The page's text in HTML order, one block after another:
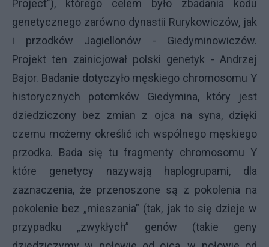
Project"), którego celem było zbadania kodu
genetycznego zarówno dynastii Rurykowiczów, jak
i przodków Jagiellonów - Giedyminowiczów.
Projekt ten zainicjował polski genetyk - Andrzej
Bajor. Badanie dotyczyło męskiego chromosomu Y
historycznych potomków Giedymina, który jest
dziedziczony bez zmian z ojca na syna, dzięki
czemu możemy określić ich wspólnego męskiego
przodka. Bada się tu fragmenty chromosomu Y
które genetycy nazywają haplogrupami, dla
zaznaczenia, że przenoszone są z pokolenia na
pokolenie bez „mieszania” (tak, jak to się dzieje w
przypadku „zwykłych” genów (takie geny